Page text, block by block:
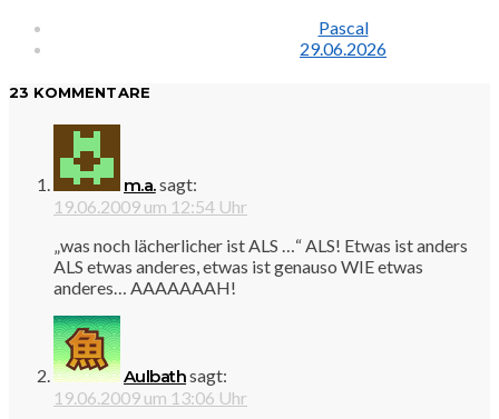
Pascal
29.06.2026
23 KOMMENTARE
m.a.sagt:
19.06.2009 um 12:54 Uhr
„was noch lächerlicher ist ALS …“ ALS! Etwas ist anders
ALS etwas anderes, etwas ist genauso WIE etwas
anderes… AAAAAAAH!
Aulbathsagt:
19.06.2009 um 13:06 Uhr